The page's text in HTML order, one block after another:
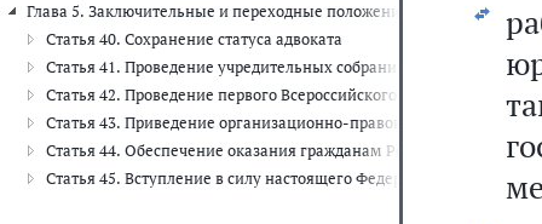
Глава 5. Заключительные и переходные положения (ст.ст. 40 - 45)
Статья 40. Сохранение статуса адвоката
Статья 41. Проведение учредительных собраний (конференций)
Статья 42. Проведение первого Всероссийского съезда адвокатов
Статья 43. Приведение организационно-правовых форм
Статья 44. Обеспечение оказания гражданам Российской
Статья 45. Вступление в силу настоящего Федерального закона